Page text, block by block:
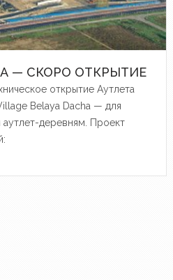
— СКОРО ОТКРЫТИЕ
открытие Аутлета
Belaya Dacha — для
деревням. Проект